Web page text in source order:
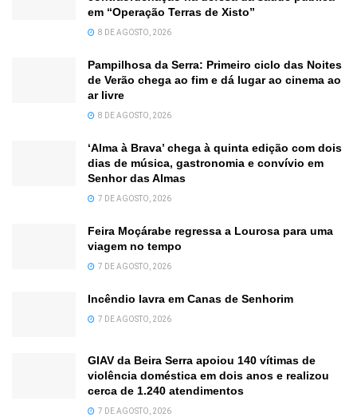
em “Operação Terras de Xisto”
8 DE AGOSTO, 2026
Pampilhosa da Serra: Primeiro ciclo das Noites
de Verão chega ao fim e dá lugar ao cinema ao
ar livre
8 DE AGOSTO, 2026
‘Alma à Brava’ chega à quinta edição com dois
dias de música, gastronomia e convívio em
Senhor das Almas
7 DE AGOSTO, 2026
Feira Moçárabe regressa a Lourosa para uma
viagem no tempo
7 DE AGOSTO, 2026
Incêndio lavra em Canas de Senhorim
7 DE AGOSTO, 2026
GIAV da Beira Serra apoiou 140 vítimas de
violência doméstica em dois anos e realizou
cerca de 1.240 atendimentos
7 DE AGOSTO, 2026